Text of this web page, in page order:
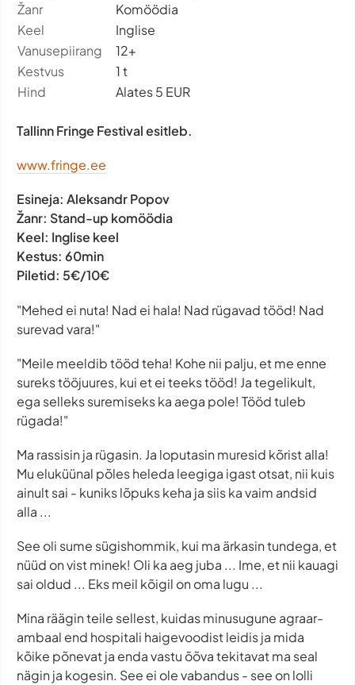
Žanr
Komöödia
Keel
Inglise
Vanusepiirang
12+
Kestvus
1 t
Hind
Alates 5 EUR
Tallinn Fringe Festival esitleb.
www.fringe.ee
Esineja: Aleksandr Popov
Žanr: Stand-up komöödia
Keel: Inglise keel
Kestus: 60min
Piletid: 5€/10€
"Mehed ei nuta! Nad ei hala! Nad rügavad tööd! Nad
surevad vara!"
"Meile meeldib tööd teha! Kohe nii palju, et me enne
sureks tööjuures, kui et ei teeks tööd! Ja tegelikult,
ega selleks suremiseks ka aega pole! Tööd tuleb
rügada!"
Ma rassisin ja rügasin. Ja loputasin muresid kõrist alla!
Mu eluküünal põles heleda leegiga igast otsat, nii kuis
ainult sai - kuniks lõpuks keha ja siis ka vaim andsid
alla ...
See oli sume sügishommik, kui ma ärkasin tundega, et
nüüd on vist minek! Oli ka aeg juba ... Ime, et nii kauagi
sai oldud ... Eks meil kõigil on oma lugu ...
Mina räägin teile sellest, kuidas minusugune agraar-
ambaal end hospitali haigevoodist leidis ja mida
kõike põnevat ja enda vastu õõva tekitavat ma seal
nägin ja kogesin. See ei ole vabandus - see on lolli